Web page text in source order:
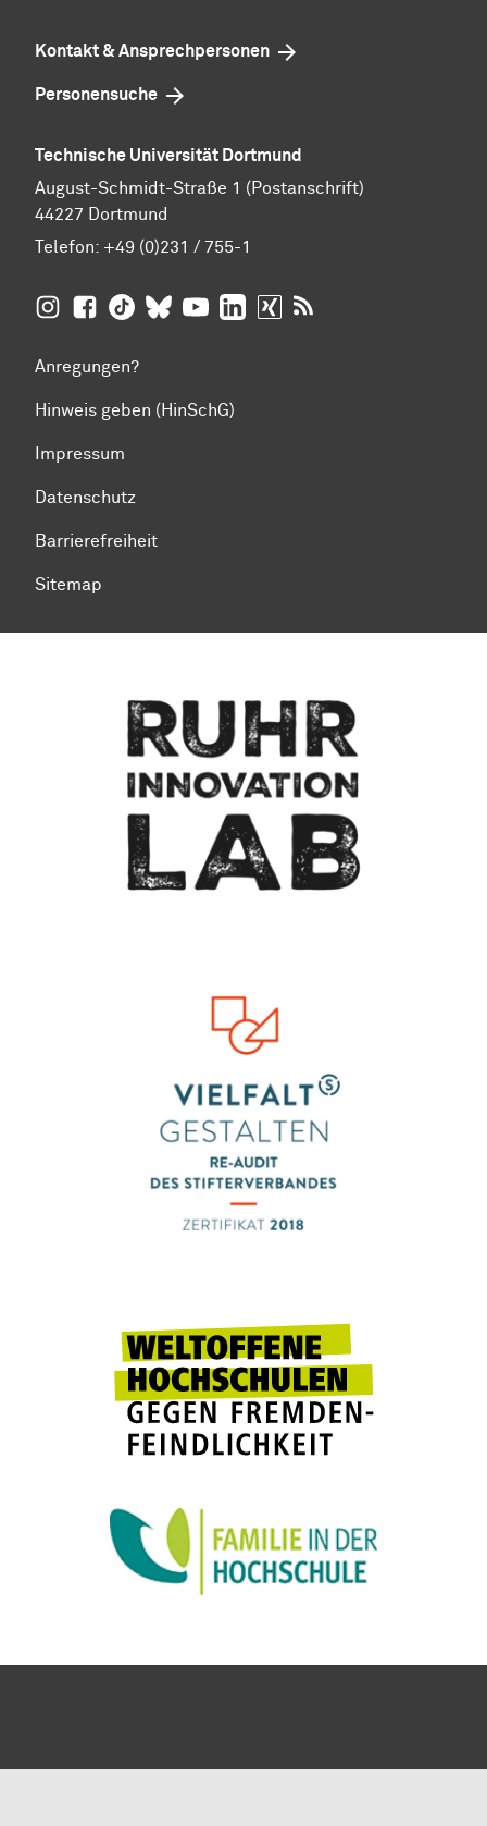
Kontakt & Ansprechpersonen
Personensuche
Technische Universität Dortmund
August-Schmidt-Straße 1 (Postanschrift)
44227 Dortmund
Telefon: +49 (0)231 / 755-1
TU Dortmund auf Insta­gram
TU Dortmund auf Facebook
TU Dortmund auf TikTok
TU Dortmund auf BlueSky
TU Dortmund auf YouTube
TU Dortmund auf LinkedIn
TU Dortmund auf XING
Anregungen?
Hinweis geben (HinSchG)
Impressum
Datenschutz
Barrierefreiheit
Sitemap